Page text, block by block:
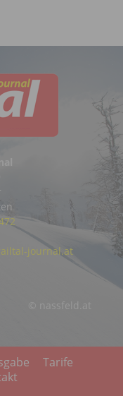
© nassfeld.at
journal.at
Tarife